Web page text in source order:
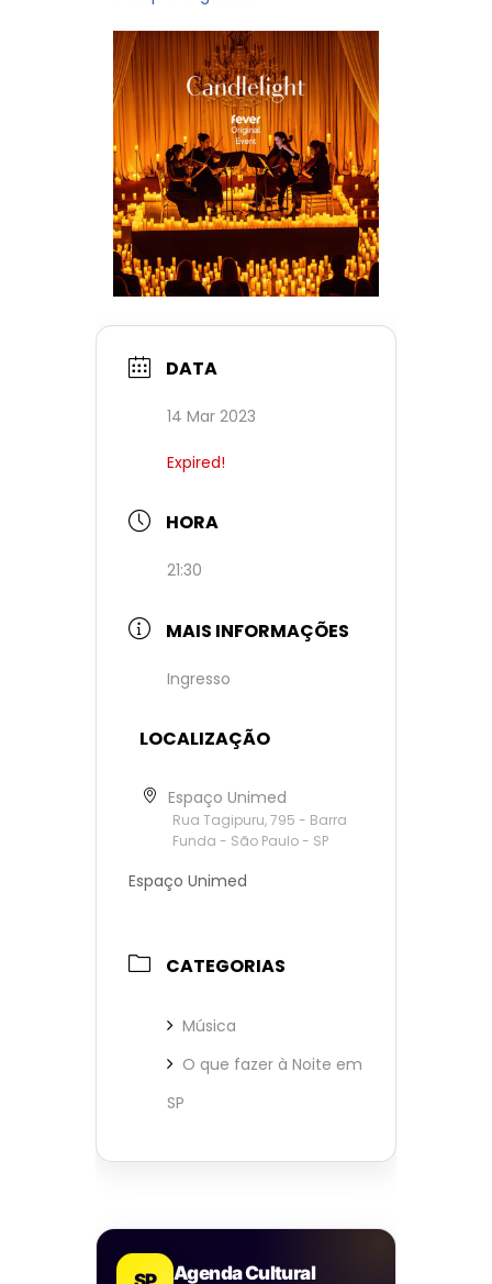
DATA
14 Mar 2023
Expired!
HORA
21:30
MAIS INFORMAÇÕES
Ingresso
LOCALIZAÇÃO
Espaço Unimed
Rua Tagipuru, 795 - Barra
Funda - São Paulo - SP
Espaço Unimed
CATEGORIAS
Música
O que fazer à Noite em
SP
Agenda Cultural